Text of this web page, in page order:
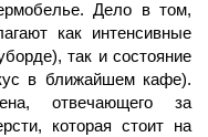
Дело в том,
как интенсивные
так и состояние
в ближайшем кафе).
отвечающего за
которая стоит на